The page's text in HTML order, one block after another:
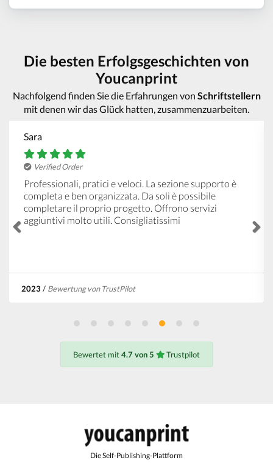
Die besten Erfolgsgeschichten von
Youcanprint
Nachfolgend finden Sie die Erfahrungen von Schriftstellern
mit denen wir das Glück hatten, zusammenzuarbeiten.
Sara
Verified Order
Professionali, pratici e veloci. La sezione supporto è
completa e ben organizzata. Da soli è possibile
completare il proprio progetto. Offrono servizi
aggiuntivi molto utili. Consigliatissimi
2023 / Bewertung von TrustPilot
Bewertet mit4.7 von 5 Trustpilot
Die Self-Publishing-Plattform